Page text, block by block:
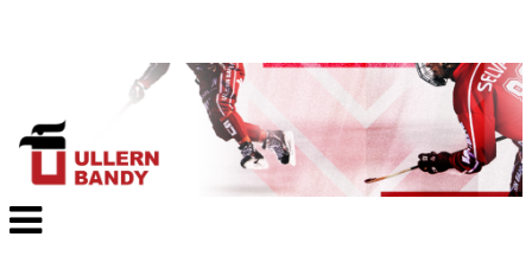
Veksle
navigasjon